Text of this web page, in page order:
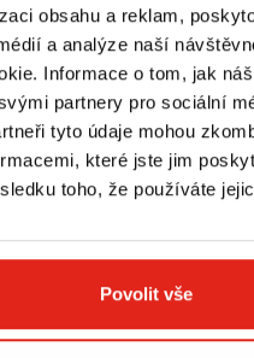
obsahu a reklam,
a analýze naší
Informace o tom, jak
partnery pro sociální
tyto údaje mohou
které jste jim
toho, že používáte
Povolit vše